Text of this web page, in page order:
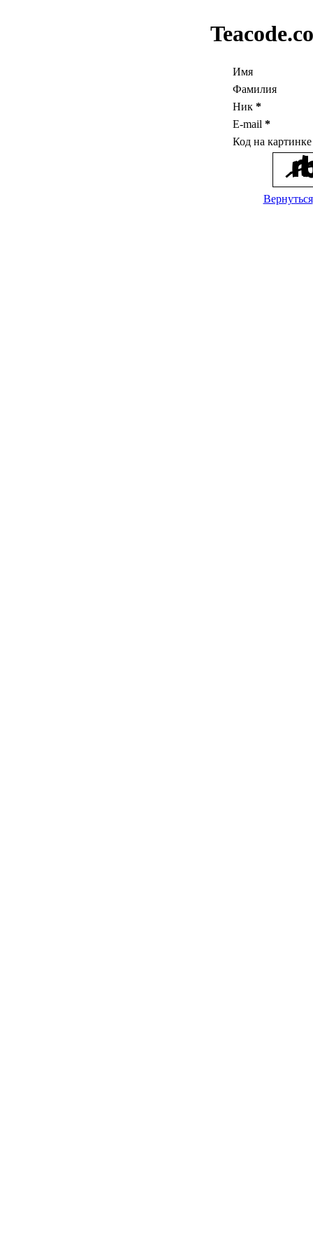
Имя
Фамилия
Ник *
E-mail *
Код на
Вернуться